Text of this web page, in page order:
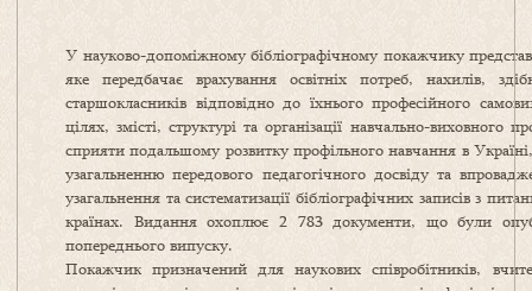
У науково-допоміжному бібліографічному покажчику
яке передбачає врахування освітніх потреб, нахилів,
старшокласників відповідно до їхнього професійного
цілях, змісті, структурі та організації навчально-
сприяти подальшому розвитку профільного навчання в
узагальненню передового педагогічного досвіду та
узагальнення та систематизації бібліографічних записів з
країнах. Видання охоплює 2 783 документи, що були
попереднього випуску.
Покажчик призначений для наукових співробітників,